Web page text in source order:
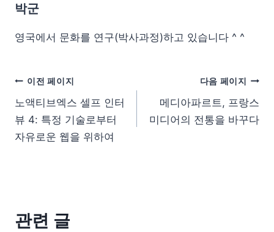
박군
영국에서 문화를 연구(박사과정)하고 있습니다 ^ ^
이전 페이지
노액티브엑스 셀프 인터
뷰 4: 특정 기술로부터
자유로운 웹을 위하여
다음 페이지
메디아파르트, 프랑스
미디어의 전통을 바꾸다
관련 글